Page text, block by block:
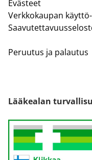
Evästeet
Verkkokaupan
Peruutus ja palautus
Lääkealan